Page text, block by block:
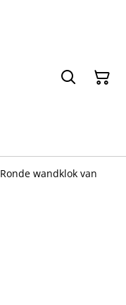
Ronde wandklok van